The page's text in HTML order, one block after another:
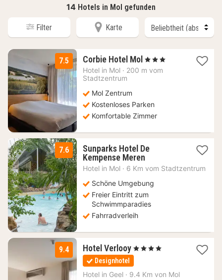
14 Hotels in Mol gefunden
Filter Karte
7.5 Corbie Hotel Mol 1
Nacht
, 3 Sterne
Hotel in Mol · 200 m vom
Stadtzentrum
Mol Zentrum
Kostenloses Parken
Komfortable Zimmer
7.6
Sunparks Hotel De
Kempense Meren1
Nacht
65
€
Hotel in Mol · 6 Km vom Stadtzentrum
Schöne Umgebung
Freier Eintritt zum
Schwimmparadies
Fahrradverleih
9.4 Hotel Verlooy 1
Nacht
ab
193
, 4 Sterne
Designhotel
Hotel in Geel · 9.4 Km von Mol